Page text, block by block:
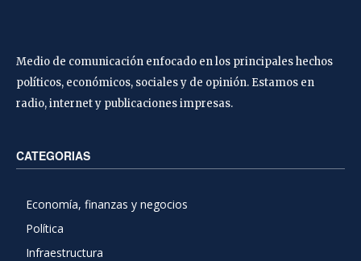
Medio de comunicación enfocado en los principales hechos
políticos, económicos, sociales y de opinión. Estamos en
radio, internet y publicaciones impresas.
CATEGORIAS
Economía, finanzas y negocios
Política
Infraestructura